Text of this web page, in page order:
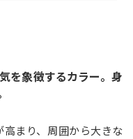
を象徴するカラー。身
まり、周囲から大きな